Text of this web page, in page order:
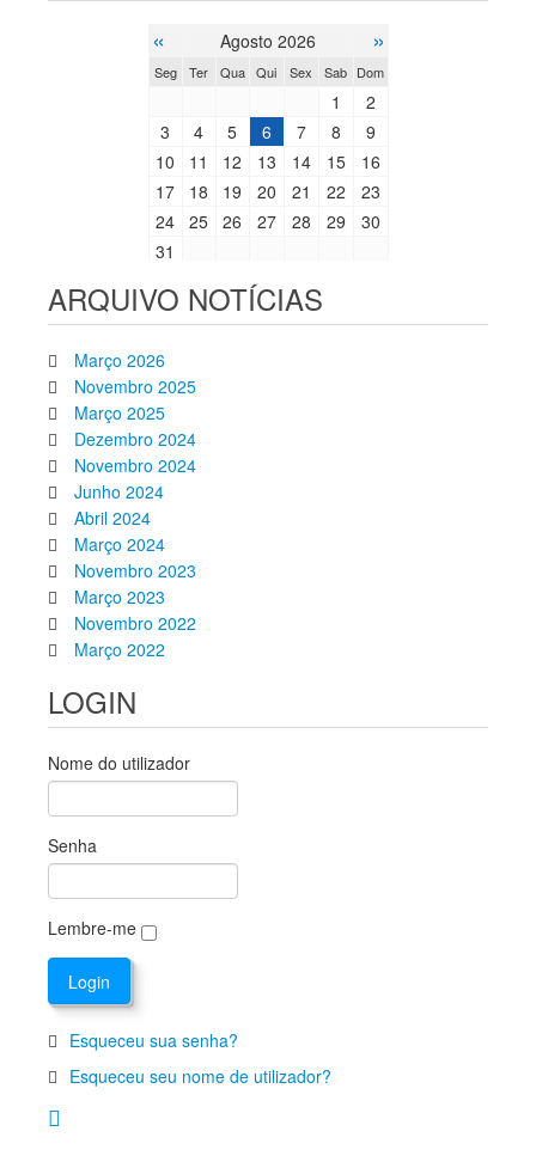
« Agosto 2026 »
Seg Ter Qua Qui Sex Sab Dom
1
2
3
4 5 6 7 8
9
10
11 12 13 14 15
16
17
18 19 20 21 22
23
24 25 26 27 28 29
30
31
ARQUIVO NOTÍCIAS
Março 2026
Novembro 2025
Março 2025
Dezembro 2024
Novembro 2024
Junho 2024
Abril 2024
Março 2024
Novembro 2023
Março 2023
Novembro 2022
Março 2022
LOGIN
Nome do utilizador
Senha
Lembre-me
Esqueceu sua senha?
Esqueceu seu nome de utilizador?